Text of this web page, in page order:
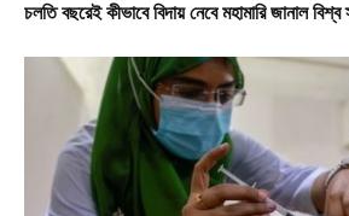
চলতি বছরেই কীভাবে বিদায় নেবে মহামারি জানাল বিশ্ব